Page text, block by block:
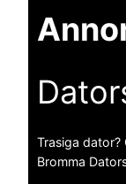
Trasiga dator?
Bromma